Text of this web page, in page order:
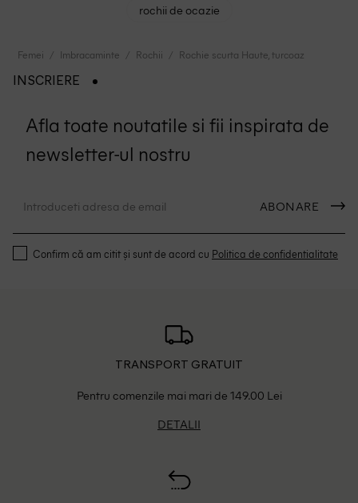
rochii de ocazie
Femei Imbracaminte Rochii Rochie scurta Haute, turcoaz
INSCRIERE
Afla toate noutatile si fii inspirata de
newsletter-ul nostru
ABONARE
Confirm că am citit și sunt de acord cu Politica de confidentialitate
TRANSPORT GRATUIT
Pentru comenzile mai mari de 149.00 Lei
DETALII